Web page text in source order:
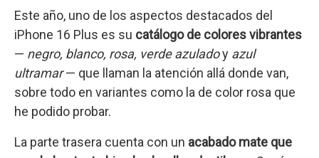
Este año, uno de los aspectos destacados del
iPhone 16 Plus es su catálogo de colores vibrantes
— negro, blanco, rosa, verde azuladoy azul
ultramar— que llaman la atención allá donde van,
sobre todo en variantes como la de color rosa que
he podido probar.
La parte trasera cuenta con un acabado mate que